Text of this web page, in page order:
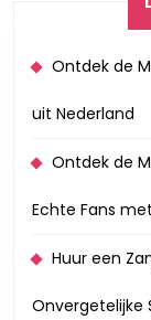
Ontdek de
uit Nederland
Ontdek de
Echte Fans
Huur een
Onvergetelijke